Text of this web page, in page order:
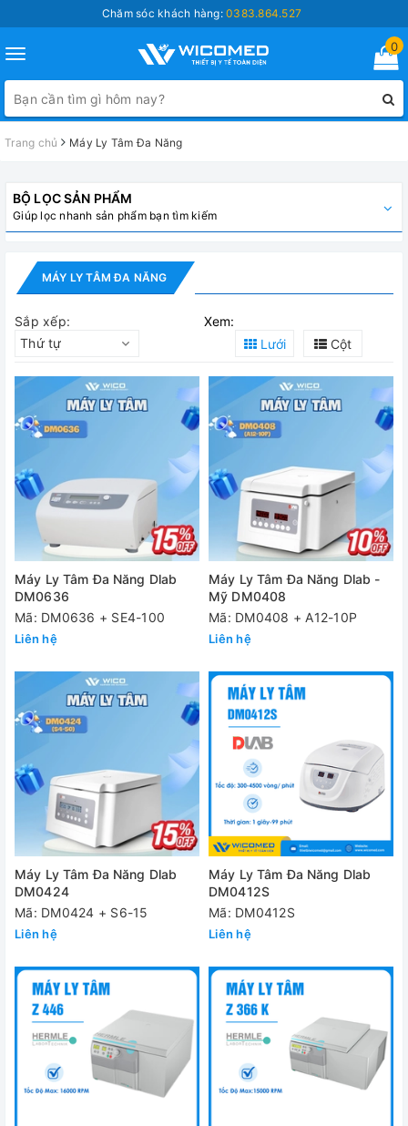
Chăm sóc khách hàng:0383.864.527
Toggle
navigation
0
Trang chủ Máy Ly Tâm Đa Năng
BỘ LỌC SẢN PHẨM
Giúp lọc nhanh sản phẩm bạn tìm kiếm
MÁY LY TÂM ĐA NĂNG
Sắp xếp:
Thứ tự
Xem:
Lưới
Cột
Máy Ly Tâm Đa Năng Dlab
DM0636
Mã: DM0636 + SE4-100
Liên hệ
Máy Ly Tâm Đa Năng Dlab -
Mỹ DM0408
Mã: DM0408 + A12-10P
Liên hệ
Máy Ly Tâm Đa Năng Dlab
DM0424
Mã: DM0424 + S6-15
Liên hệ
Máy Ly Tâm Đa Năng Dlab
DM0412S
Mã: DM0412S
Liên hệ